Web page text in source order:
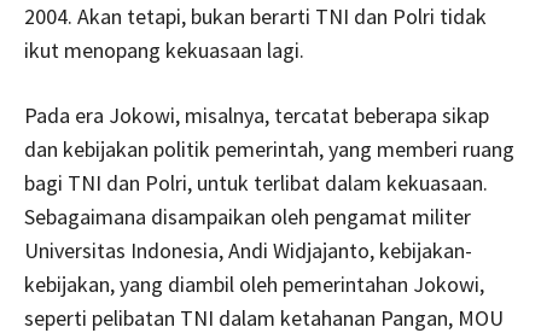
2004. Akan tetapi, bukan berarti TNI dan Polri tidak
ikut menopang kekuasaan lagi.
Pada era Jokowi, misalnya, tercatat beberapa sikap
dan kebijakan politik pemerintah, yang memberi ruang
bagi TNI dan Polri, untuk terlibat dalam kekuasaan.
Sebagaimana disampaikan oleh pengamat militer
Universitas Indonesia, Andi Widjajanto, kebijakan-
kebijakan, yang diambil oleh pemerintahan Jokowi,
seperti pelibatan TNI dalam ketahanan Pangan, MOU